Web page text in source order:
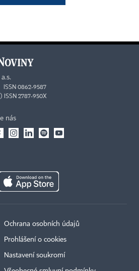
0862-9587
ISSN 2787-950X
nás
Ochrana osobních údajů
Prohlášení o cookies
Nastavení soukromí